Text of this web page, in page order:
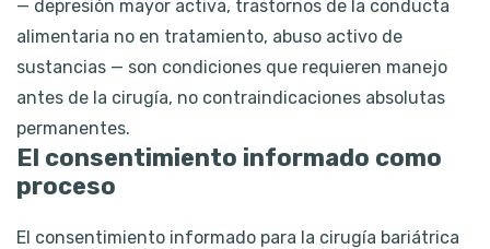
— depresión mayor activa, trastornos de la conducta
alimentaria no en tratamiento, abuso activo de
sustancias — son condiciones que requieren manejo
antes de la cirugía, no contraindicaciones absolutas
permanentes.
El consentimiento informado como
proceso
El consentimiento informado para la cirugía bariátrica